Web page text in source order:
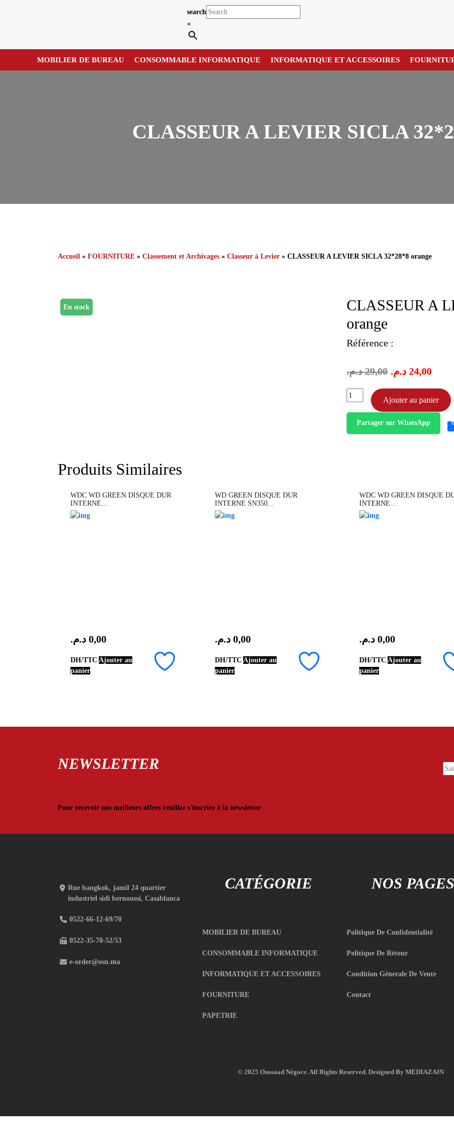
search
×
MOBILIER DE BUREAU CONSOMMABLE INFORMATIQUE INFORMATIQUE ET ACCESSOIRES
CLASSEUR A LEVIER SICLA
Accueil » FOURNITURE » Classement et Archivages » Classeur à Levier » CLASSEUR A LEVIER SICLA 32*28*8 orange
En stock
CLASSEUR A
orange
Référence :
29,00 د.م. 24,00 د.م.
quantité
de
classeur
levier
Ajouter au panier
Partager sur WhatsApp
Produits Similaires
WDC WD GREEN DISQUE DUR
INTERNE...
0,00 د.م.
DH/TTC Ajouter au
panier
WD GREEN DISQUE DUR
INTERNE SN350...
0,00 د.م.
DH/TTC Ajouter au
panier
WDC WD GREEN DISQUE
INTERNE...
0,00 د.م.
DH/TTC Ajouter au
panier
NEWSLETTER
Pour recevoir nos meilleurs offres veuillez s'inscrire à la newsletter
Rue bangkok, jamil 24 quartier
industriel sidi bernoussi, Casablanca
0522-66-12-69/70
0522-35-70-52/53
e-order@osn.ma
CATÉGORIE
MOBILIER DE BUREAU
CONSOMMABLE INFORMATIQUE
INFORMATIQUE ET ACCESSOIRES
FOURNITURE
PAPETRIE
NOS PAGES
Politique De Confidentialité
Politique De Rétour
Condition Génerale De Vente
Contact
© 2025 Oussaad Négoce. All Rights Reserved. Designed By MEDIAZAIN